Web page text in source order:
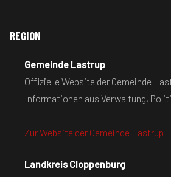
REGION
Gemeinde Lastrup
Offizielle Website der Gemeinde
Informationen aus Verwaltung,
Zur Website der Gemeinde Lastrup
Landkreis Cloppenburg